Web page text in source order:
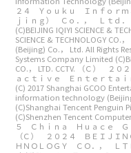
２４ Ｙｏｕｋｕ Ｉｎｆｏｒ
ｊｉｎｇ） Ｃｏ．， Ｌｔｄ
(C)BEIJING IQIYI SCIENCE &
SCIENCE & TECHNOLOGY CO.，
(Beijing) Co.， Ltd. All Rights
Systems Company Limited
CO.， LTD. CCTV.
（Ｃ） ２０
ａｃｔｉｖｅ Ｅｎｔｅｒｔａ
(C) 2017 Shanghai GCOO
information technology
(C)Shanghai Tencent Penguin
(C)Shenzhen Tencent
５ Ｃｈｉｎａ Ｈｕａｃｅ Ｇ
（Ｃ） ２０２４ ＢＥＩＪＩ
ＨＮＯＬＯＧＹ ＣＯ．， Ｌ